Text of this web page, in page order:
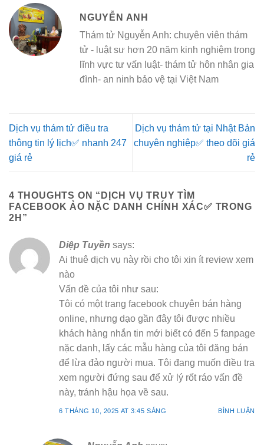
NGUYỄN ANH
Thám tử Nguyễn Anh: chuyên viên thám
tử - luật sư hơn 20 năm kinh nghiệm trong
lĩnh vực tư vấn luật- thám tử hôn nhân gia
đình- an ninh bảo vệ tại Việt Nam
Dịch vụ thám tử điều tra
thông tin lý lịch✅ nhanh 247
giá rẻ
Dịch vụ thám tử tại Nhật Bản
chuyên nghiệp✅ theo dõi giá
rẻ
4 THOUGHTS ON “ DỊCH VỤ TRUY TÌM
FACEBOOK ẢO NẶC DANH CHÍNH XÁC✅ TRONG
2H ”
Diệp Tuyền says:
Ai thuê dịch vụ này rồi cho tôi xin ít review xem
nào
Vấn đề của tôi như sau:
Tôi có một trang facebook chuyên bán hàng
online, nhưng dạo gần đây tôi được nhiều
khách hàng nhắn tin mới biết có đến 5 fanpage
nặc danh, lấy các mẫu hàng của tôi đăng bán
để lừa đảo người mua. Tôi đang muốn điều tra
xem người đứng sau để xử lý rốt ráo vấn đề
này, tránh hậu họa về sau.
6 THÁNG 10, 2025 AT 3:45 SÁNG BÌNH LUẬN